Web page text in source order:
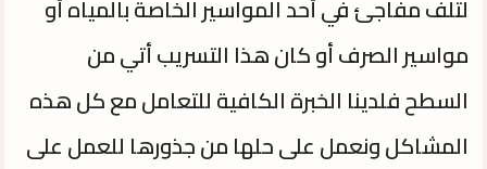
لتلف مفاجئ في أحد المواسير الخاصة بالمياه أو
مواسير الصرف أو كان هذا التسريب أتي من
السطح فلدينا الخبرة الكافية للتعامل مع كل هذه
المشاكل ونعمل على حلها من جذورها للعمل على